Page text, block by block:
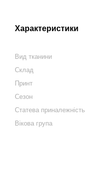
Характеристики
Вид тканини
Склад
Принт
Сезон
Статева приналежність
Вікова група